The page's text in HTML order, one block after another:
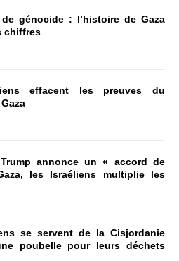
génocide : l’histoire de Gaza
chiffres
effacent les preuves du
annonce un « accord de
les Israéliens multiplie les
se servent de la Cisjordanie
poubelle pour leurs déchets